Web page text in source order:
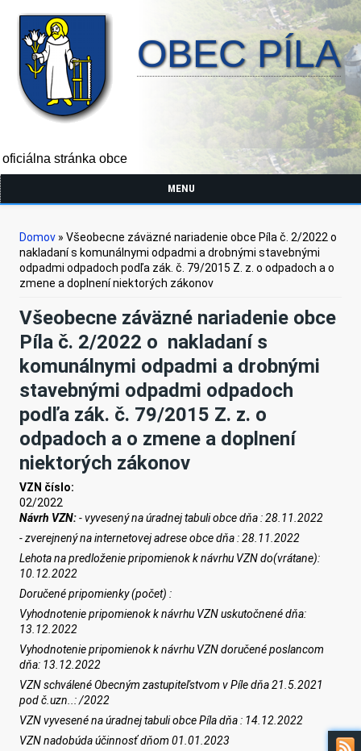
OBEC PÍLA
oficiálna stránka obce
MENU
Nachádzate sa tu
Domov » Všeobecne záväzné nariadenie obce Píla č. 2/2022 o
nakladaní s komunálnymi odpadmi a drobnými stavebnými
odpadmi odpadoch podľa zák. č. 79/2015 Z. z. o odpadoch a o
zmene a doplnení niektorých zákonov
Všeobecne záväzné nariadenie obce
Píla č. 2/2022 o nakladaní s
komunálnymi odpadmi a drobnými
stavebnými odpadmi odpadoch
podľa zák. č. 79/2015 Z. z. o
odpadoch a o zmene a doplnení
niektorých zákonov
VZN číslo:
02/2022
Návrh VZN:- vyvesený na úradnej tabuli obce dňa :28.11.2022
- zverejnený na internetovej adrese obce dňa :28.11.2022
Lehota na predloženie pripomienok k návrhu VZN do(vrátane):
10.12.2022
Doručené pripomienky (počet) :
Vyhodnotenie pripomienok k návrhu VZN uskutočnené dňa:
13.12.2022
Vyhodnotenie pripomienok k návrhu VZN doručené poslancom
dňa: 13.12.2022
VZN schválené Obecným zastupiteľstvom v Píle dňa21.5.2021
pod č.uzn..: /2022
VZN vyvesené na úradnej tabuli obce Píla dňa : 14.12.2022
VZN nadobúda účinnosť dňom01.01.2023